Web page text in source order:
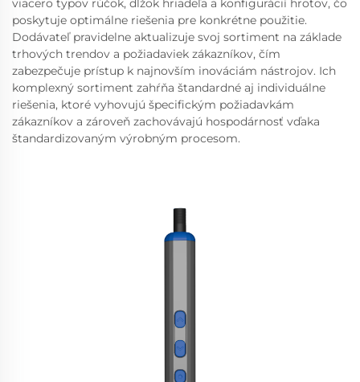
viacero typov rúčok, dĺžok hriadeľa a konfigurácií hrotov, čo
poskytuje optimálne riešenia pre konkrétne použitie.
Dodávateľ pravidelne aktualizuje svoj sortiment na základe
trhových trendov a požiadaviek zákazníkov, čím
zabezpečuje prístup k najnovším inováciám nástrojov. Ich
komplexný sortiment zahŕňa štandardné aj individuálne
riešenia, ktoré vyhovujú špecifickým požiadavkám
zákazníkov a zároveň zachovávajú hospodárnosť vďaka
štandardizovaným výrobným procesom.